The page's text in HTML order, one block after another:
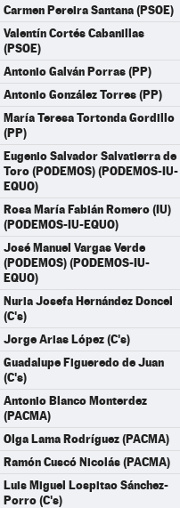
Carmen Pereira Santana (PSOE)
Valentín Cortés Cabanillas
(PSOE)
Antonio Galván Porras (PP)
Antonio González Torres (PP)
María Teresa Tortonda Gordillo
(PP)
Eugenio Salvador Salvatierra de
Toro (PODEMOS) (PODEMOS-IU-
EQUO)
Rosa María Fabián Romero (IU)
(PODEMOS-IU-EQUO)
José Manuel Vargas Verde
(PODEMOS) (PODEMOS-IU-
EQUO)
Nuria Josefa Hernández Doncel
(C's)
Jorge Arias López (C's)
Guadalupe Figueredo de Juan
(C's)
Antonio Blanco Monterdez
(PACMA)
Olga Lama Rodríguez (PACMA)
Ramón Cuscó Nicolás (PACMA)
Luis Miguel Lospitao Sánchez-
Porro (C's)